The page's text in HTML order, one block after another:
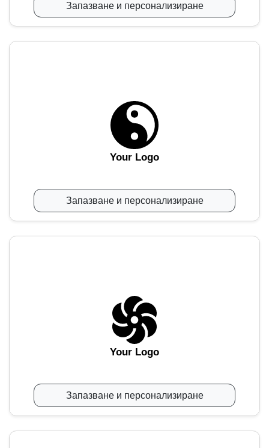
Запазване и персонализиране
Your Logo
Запазване и персонализиране
Your Logo
Запазване и персонализиране